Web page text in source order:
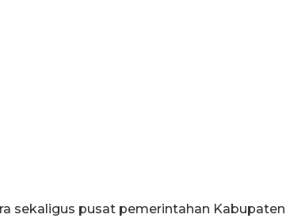
sekaligus pusat pemerintahan Kabupaten